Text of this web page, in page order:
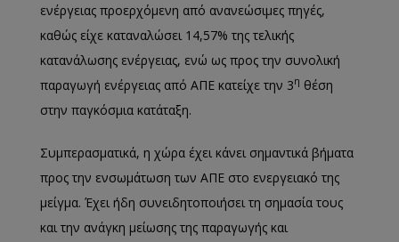
ενέργειας προερχόμενη από ανανεώσιμες πηγές,
καθώς είχε καταναλώσει 14,57% της τελικής
κατανάλωσης ενέργειας, ενώ ως προς την συνολική
παραγωγή ενέργειας από ΑΠΕ κατείχε την 3η θέση
στην παγκόσμια κατάταξη.
Συμπερασματικά, η χώρα έχει κάνει σημαντικά βήματα
προς την ενσωμάτωση των ΑΠΕ στο ενεργειακό της
μείγμα. Έχει ήδη συνειδητοποιήσει τη σημασία τους
και την ανάγκη μείωσης της παραγωγής και